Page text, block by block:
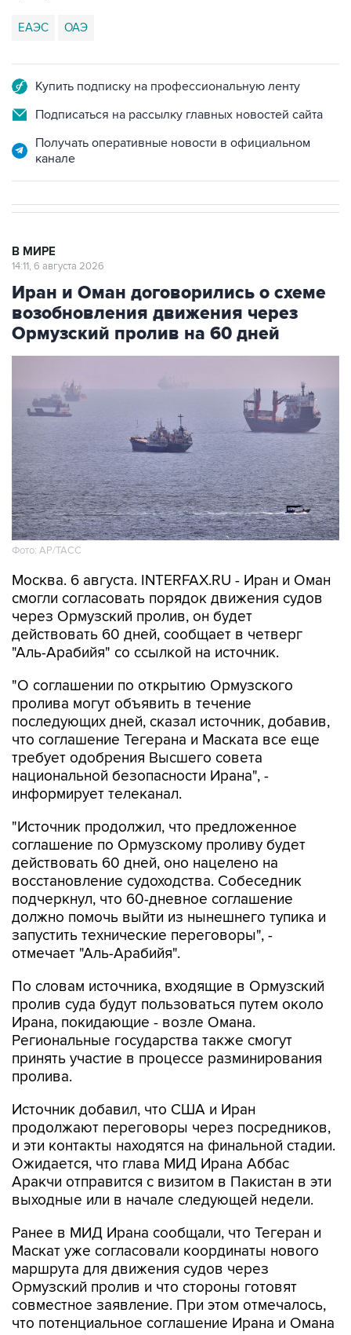
ЕАЭС ОАЭ
Купить подписку на профессиональную ленту
Подписаться на рассылку главных новостей сайта
Получать оперативные новости в официальном
канале
В МИРЕ
14:11, 6 августа 2026
Иран и Оман договорились о схеме
возобновления движения через
Ормузский пролив на 60 дней
Фото: AP/ТАСС
Москва. 6 августа. INTERFAX.RU - Иран и Оман
смогли согласовать порядок движения судов
через Ормузский пролив, он будет
действовать 60 дней, сообщает в четверг
"Аль-Арабийя" со ссылкой на источник.
"О соглашении по открытию Ормузского
пролива могут объявить в течение
последующих дней, сказал источник, добавив,
что соглашение Тегерана и Маската все еще
требует одобрения Высшего совета
национальной безопасности Ирана", -
информирует телеканал.
"Источник продолжил, что предложенное
соглашение по Ормузскому проливу будет
действовать 60 дней, оно нацелено на
восстановление судоходства. Собеседник
подчеркнул, что 60-дневное соглашение
должно помочь выйти из нынешнего тупика и
запустить технические переговоры", -
отмечает "Аль-Арабийя".
По словам источника, входящие в Ормузский
пролив суда будут пользоваться путем около
Ирана, покидающие - возле Омана.
Региональные государства также смогут
принять участие в процессе разминирования
пролива.
Источник добавил, что США и Иран
продолжают переговоры через посредников,
и эти контакты находятся на финальной стадии.
Ожидается, что глава МИД Ирана Аббас
Аракчи отправится с визитом в Пакистан в эти
выходные или в начале следующей недели.
Ранее в МИД Ирана сообщали, что Тегеран и
Маскат уже согласовали координаты нового
маршрута для движения судов через
Ормузский пролив и что стороны готовят
совместное заявление. При этом отмечалось,
что потенциальное соглашение Ирана и Омана